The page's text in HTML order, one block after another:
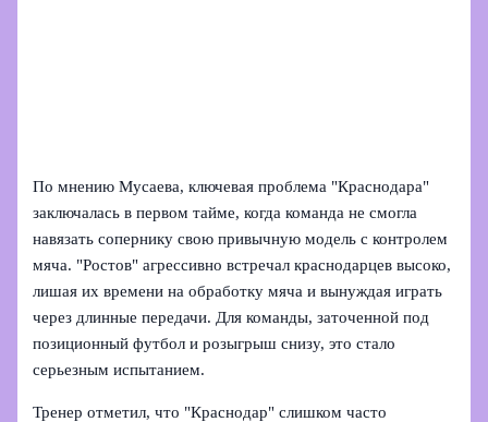
По мнению Мусаева, ключевая проблема "Краснодара"
заключалась в первом тайме, когда команда не смогла
навязать сопернику свою привычную модель с контролем
мяча. "Ростов" агрессивно встречал краснодарцев высоко,
лишая их времени на обработку мяча и вынуждая играть
через длинные передачи. Для команды, заточенной под
позиционный футбол и розыгрыш снизу, это стало
серьезным испытанием.
Тренер отметил, что "Краснодар" слишком часто